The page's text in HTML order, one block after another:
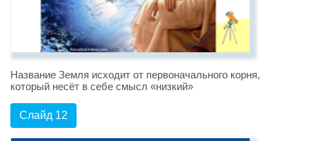
Название Земля исходит от первоначального корня,
который несёт в себе смысл «низкий»
Слайд 12